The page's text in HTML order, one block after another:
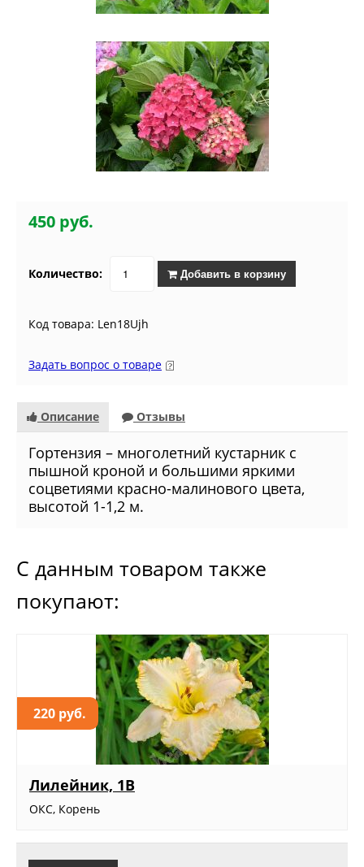
450 руб.
Количество: Добавить в корзину
Код товара: Len18Ujh
Задать вопрос о товаре
Описание Отзывы
Гортензия – многолетний кустарник с
пышной кроной и большими яркими
соцветиями красно-малинового цвета,
высотой 1-1,2 м.
С данным товаром также
покупают:
220 руб.
Лилейник, 1В
ОКС, Корень